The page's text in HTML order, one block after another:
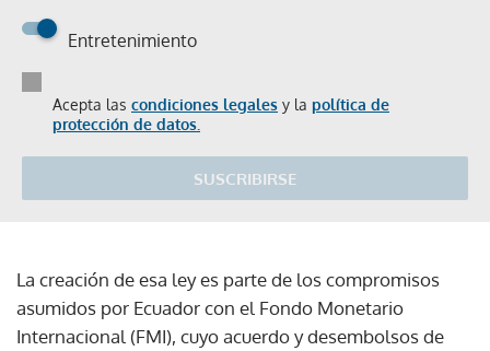
Entretenimiento
Acepta las condiciones legales y la política de
protección de datos.
SUSCRIBIRSE
La creación de esa ley es parte de los compromisos
asumidos por Ecuador con el Fondo Monetario
Internacional (FMI), cuyo acuerdo y desembolsos de